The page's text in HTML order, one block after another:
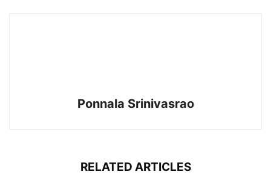
Ponnala Srinivasrao
RELATED ARTICLES